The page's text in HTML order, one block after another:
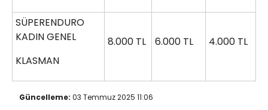
SÜPERENDURO
KADIN GENEL
KLASMAN
8.000 TL 6.000 TL 4.000 TL
Güncelleme: 03 Temmuz 2025 11:06